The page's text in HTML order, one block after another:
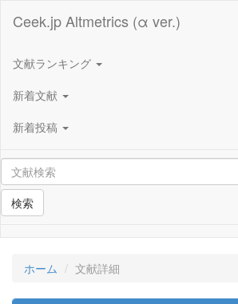
Ceek.jp Altmetrics (α ver.)
文献ランキング
新着文献
新着投稿
検索
ホーム 文献詳細